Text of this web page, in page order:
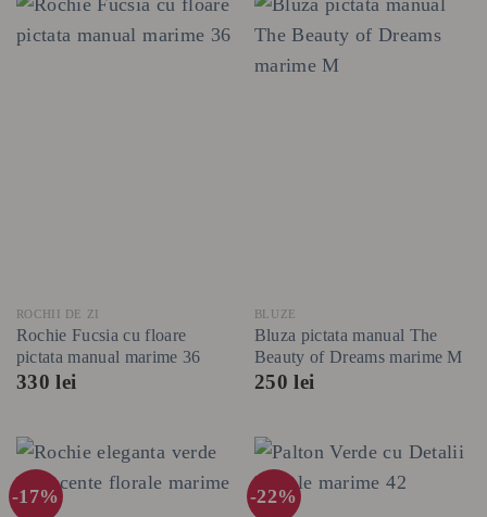
ROCHII DE ZI
Rochie Fucsia cu floare
pictata manual marime 36
330lei
BLUZE
Bluza pictata manual The
Beauty of Dreams marime M
250lei
-17% -22%